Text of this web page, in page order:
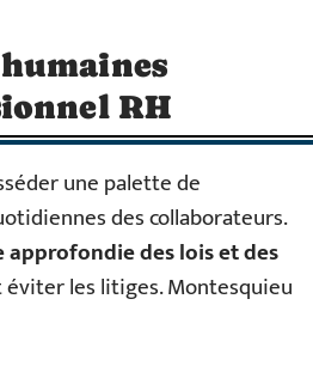
RH
une palette de
des collaborateurs.
approfondie des lois et des
les litiges. Montesquieu